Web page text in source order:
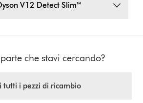
V12 Detect Slim™
che stavi cercando?
tutti i pezzi di ricambio